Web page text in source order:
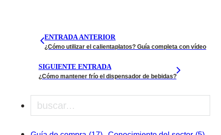
ENTRADA ANTERIOR
¿Cómo utilizar el calientaplatos? Guía completa con vídeo
SIGUIENTE ENTRADA
¿Cómo mantener frío el dispensador de bebidas?
Buscar en